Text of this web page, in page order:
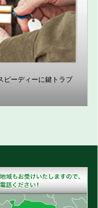
ピーディーに鍵トラブ